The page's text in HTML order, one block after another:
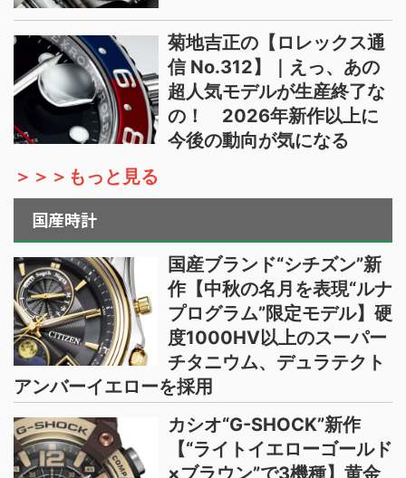
菊地吉正の【ロレックス通
信 No.312】｜えっ、あの
超人気モデルが生産終了な
の！ 2026年新作以上に
今後の動向が気になる
＞＞＞もっと見る
国産時計
国産ブランド“シチズン”新
作【中秋の名月を表現“ルナ
プログラム”限定モデル】硬
度1000HV以上のスーパー
チタニウム、デュラテクト
アンバーイエローを採用
カシオ“G-SHOCK”新作
【“ライトイエローゴールド
×ブラウン”で3機種】黄金